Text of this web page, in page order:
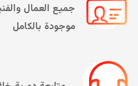
جميع العمال
موجودة بالكامل